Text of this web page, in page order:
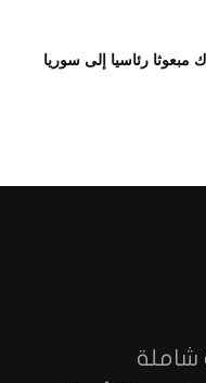
مبعوثا رئاسيا إلى سوريا
شاملة